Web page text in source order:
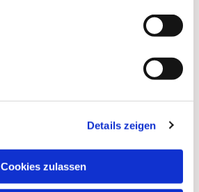
Details zeigen
Cookies zulassen